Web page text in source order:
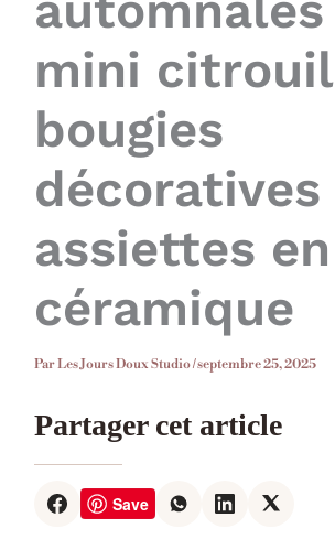
mini
bougies
assiettes en
céramique
ParLes Jours Doux Studio/septembre 25, 2025
Partager cet article
Save